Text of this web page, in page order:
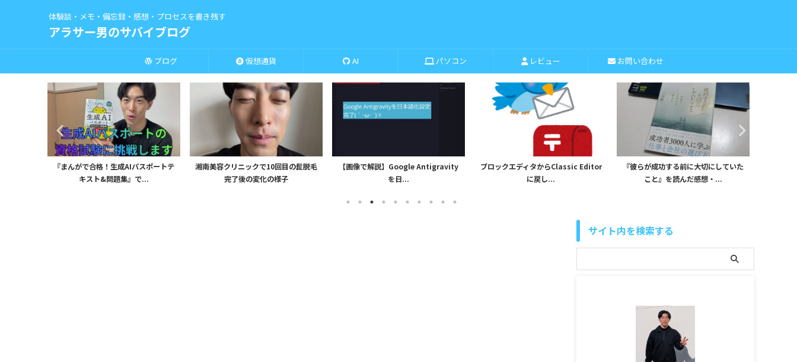
体験談・メモ・備忘録・感想・プロセスを書き残す
アラサー男のサバイブログ
ブログ 仮想通貨 AI パソコン レビュー お問い合わせ
『まんがで合格！生成AIパスポートテ
キスト&問題集』で...
湘南美容クリニックで10回目の髭脱毛
完了後の変化の様子
【画像で解説】Google Antigravity
を日...
ブロックエディタからClassic Editor
に戻し...
『彼らが成功する前に大切にしていた
こと』を読んだ感想・...
サイト内を検索する